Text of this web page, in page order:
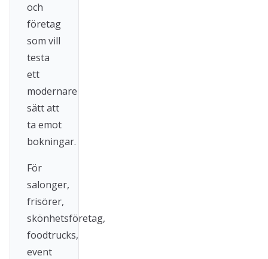
och
företag
som vill
testa
ett
modernare
sätt att
ta emot
bokningar.
För
salonger,
frisörer,
skönhetsföretag,
foodtrucks,
event